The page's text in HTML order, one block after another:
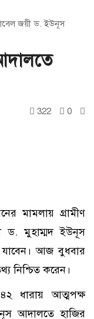
জয়ী ড. ইউনূস
322 0
মামলায় গ্রামীণ
ড. মুহাম্মদ ইউনূস
আজ বুধবার
নিশ্চিত করেন।
ধারায় আত্মপক্ষ
আদালতে হাজির